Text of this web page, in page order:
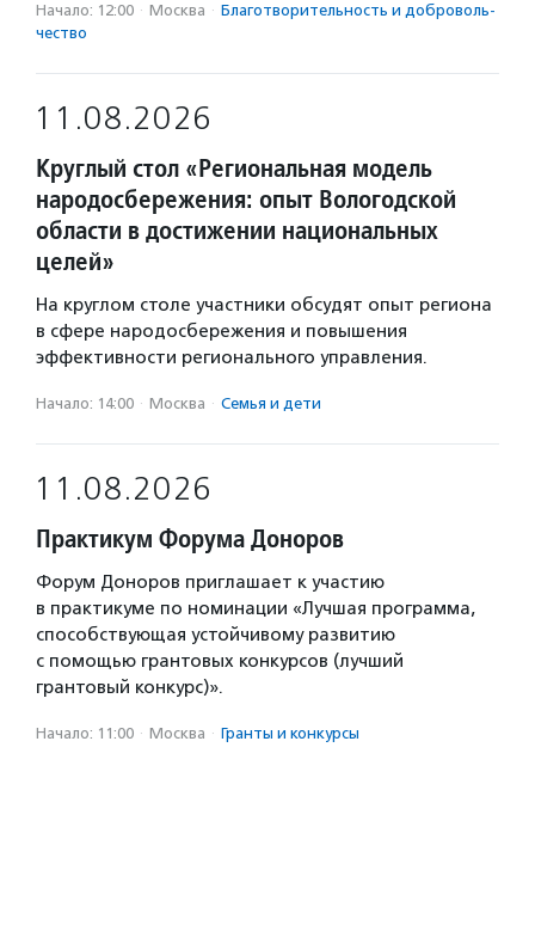
Начало: 12:00 · Москва · Благотвори­тель­ность и доброволь­
чест­во
11.08.2026
Круглый стол «Региональная модель
народосбережения: опыт Вологодской
области в достижении национальных
целей»
На круглом столе участники обсудят опыт региона
в сфере народосбережения и повышения
эффективности регионального управления.
Начало: 14:00 · Москва · Семья и дети
11.08.2026
Практикум Форума Доноров
Форум Доноров приглашает к участию
в практикуме по номинации «Лучшая программа,
способствующая устойчивому развитию
с помощью грантовых конкурсов (лучший
грантовый конкурс)».
Начало: 11:00 · Москва · Гранты и конкурсы